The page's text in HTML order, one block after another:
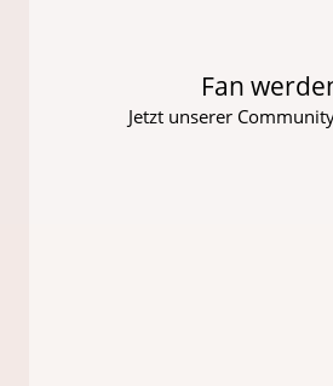
Fan
Jetzt unserer